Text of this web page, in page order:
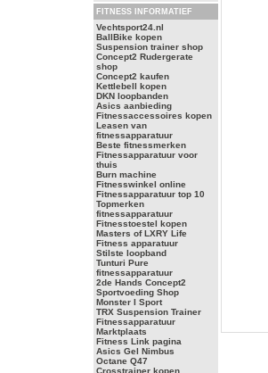
FITNESS INFORMATIEF
Vechtsport24.nl
BallBike kopen
Suspension trainer shop
Concept2 Rudergerate
shop
Concept2 kaufen
Kettlebell kopen
DKN loopbanden
Asics aanbieding
Fitnessaccessoires kopen
Leasen van
fitnessapparatuur
Beste fitnessmerken
Fitnessapparatuur voor
thuis
Burn machine
Fitnesswinkel online
Fitnessapparatuur top 10
Topmerken
fitnessapparatuur
Fitnesstoestel kopen
Masters of LXRY Life
Fitness apparatuur
Stilste loopband
Tunturi Pure
fitnessapparatuur
2de Hands Concept2
Sportvoeding Shop
Monster I Sport
TRX Suspension Trainer
Fitnessapparatuur
Marktplaats
Fitness Link pagina
Asics Gel Nimbus
Octane Q47
Crosstrainer kopen